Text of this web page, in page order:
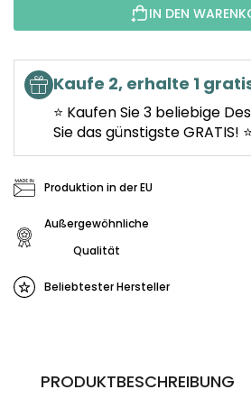
IN DEN
Kaufe 2, erhalte 1
⭐ Kaufen Sie 3 beliebige
Sie das günstigste GRATIS! ⭐
Produktion in der EU
Außergewöhnliche
Qualität
Beliebtester Hersteller
PRODUKTBESCHREIBUNG